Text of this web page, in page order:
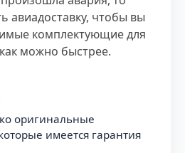
авиадоставку, чтобы вы
комплектующие для
можно быстрее.
оригинальные
имеется гарантия